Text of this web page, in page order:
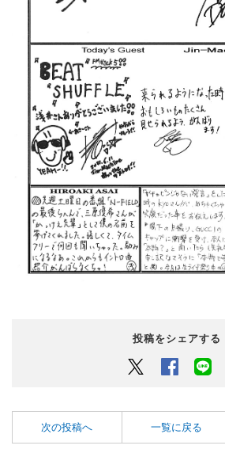
投稿をシェアする
Twitter Facebook
次の投稿へ 一覧に戻る